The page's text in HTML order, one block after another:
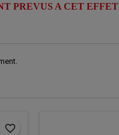
PREVUS A CET EFFET
favorite_border